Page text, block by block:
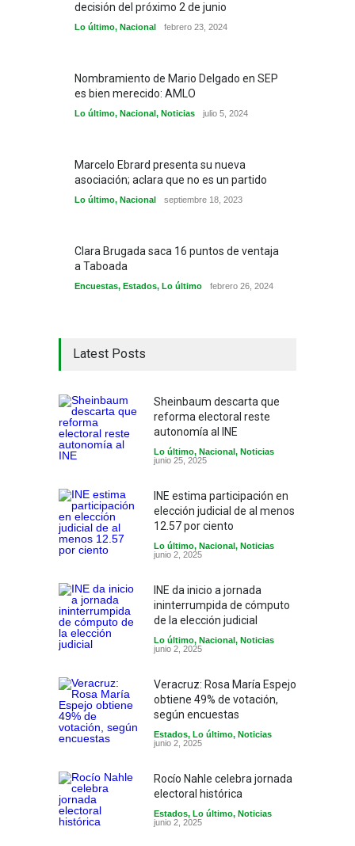
decisión del próximo 2 de junio
Lo último, Nacional febrero 23, 2024
Nombramiento de Mario Delgado en SEP
es bien merecido: AMLO
Lo último, Nacional, Noticias julio 5, 2024
Marcelo Ebrard presenta su nueva
asociación; aclara que no es un partido
Lo último, Nacional septiembre 18, 2023
Clara Brugada saca 16 puntos de ventaja
a Taboada
Encuestas, Estados, Lo último febrero 26, 2024
Latest Posts
Sheinbaum descarta que
reforma electoral reste
autonomía al INE
Lo último, Nacional, Noticias
junio 25, 2025
INE estima participación en
elección judicial de al menos
12.57 por ciento
Lo último, Nacional, Noticias
junio 2, 2025
INE da inicio a jornada
ininterrumpida de cómputo
de la elección judicial
Lo último, Nacional, Noticias
junio 2, 2025
Veracruz: Rosa María Espejo
obtiene 49% de votación,
según encuestas
Estados, Lo último, Noticias
junio 2, 2025
Rocío Nahle celebra jornada
electoral histórica
Estados, Lo último, Noticias
junio 2, 2025